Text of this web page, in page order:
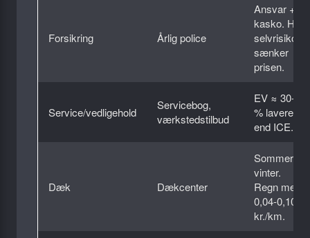
Forsikring Årlig police
Ansvar +
kasko. Høj
selvrisiko
sænker
prisen.
Service/vedligehold
Servicebog,
værkstedstilbud
EV ≈ 30-50
% lavere
end ICE.
Dæk Dækcenter
Sommer +
vinter.
Regn med
0,04-0,10
kr./km.